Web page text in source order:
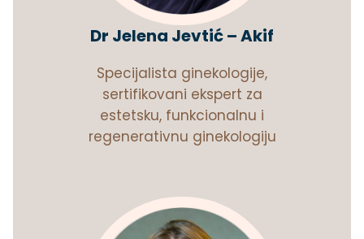
Dr Jelena Jevtić – Akif
Specijalista ginekologije,
sertifikovani ekspert za
estetsku, funkcionalnu i
regenerativnu ginekologiju